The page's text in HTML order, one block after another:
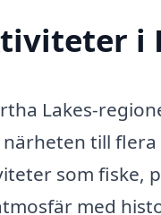
i
Lakes-
till
som fiske,
med